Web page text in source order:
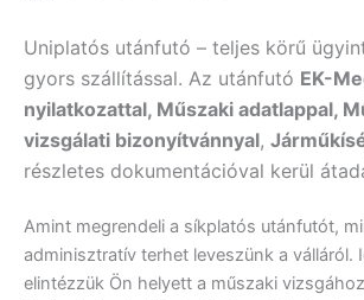
Uniplatós utánfutó – teljes körű
gyors szállítással. Az utánfutó EK-
nyilatkozattal, Műszaki adatlappal,
vizsgálati bizonyítvánnyal,
részletes dokumentációval kerül
Amint megrendeli a síkplatós utánfutót,
adminisztratív terhet leveszünk a válláról.
elintézzük Ön helyett a műszaki